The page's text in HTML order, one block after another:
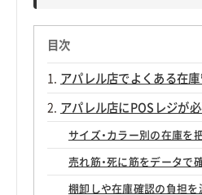
目次
アパレル店でよくある在
アパレル店にPOSレジが
サイズ・カラー別の在庫を
売れ筋・死に筋をデータで
棚卸しや在庫確認の負担を